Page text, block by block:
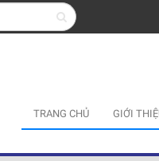
TRANG CHỦ GIỚI